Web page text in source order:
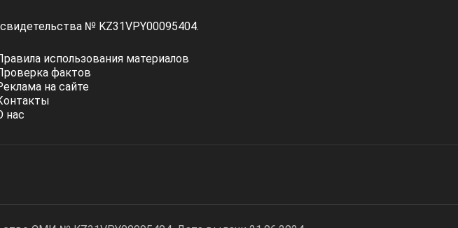
№ KZ31VPY00095404.
использования материалов
фактов
на сайте
нас